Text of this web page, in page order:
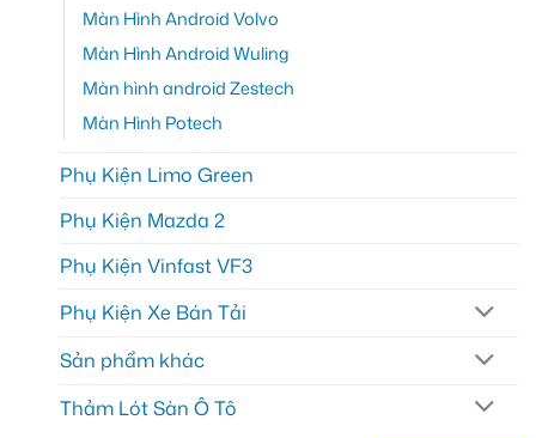
Màn Hình Android Volvo
Màn Hình Android Wuling
Màn hình android Zestech
Màn Hình Potech
Phụ Kiện Limo Green
Phụ Kiện Mazda 2
Phụ Kiện Vinfast VF3
Phụ Kiện Xe Bán Tải
Sản phẩm khác
Thảm Lót Sàn Ô Tô